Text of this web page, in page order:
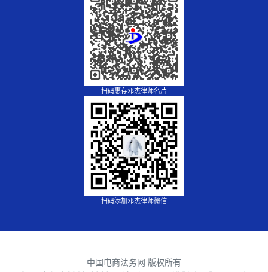
扫码惠存邓杰律师名片
扫码添加邓杰律师微信
中国电商法务网 版权所有